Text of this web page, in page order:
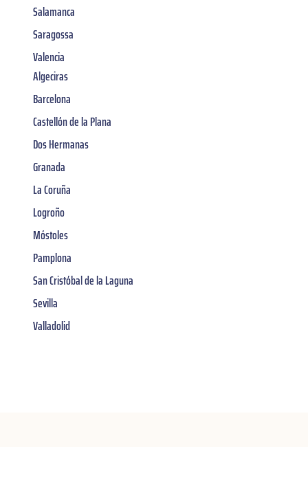
Salamanca
Saragossa
Valencia
Algeciras
Barcelona
Castellón de la Plana
Dos Hermanas
Granada
La Coruña
Logroño
Móstoles
Pamplona
San Cristóbal de la Laguna
Sevilla
Valladolid